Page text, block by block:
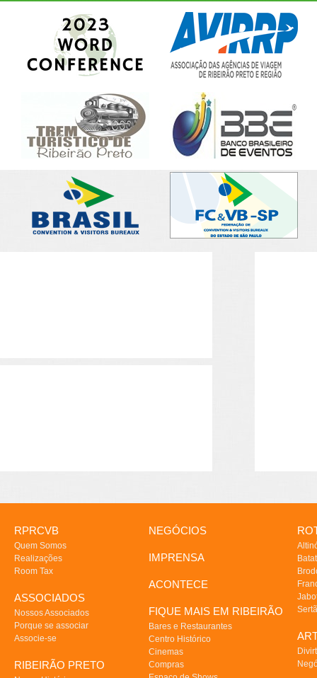
RPRCVB
Quem Somos
Realizações
Room Tax
ASSOCIADOS
Nossos Associados
Porque se associar
Associe-se
RIBEIRÃO PRETO
NEGÓCIOS
IMPRENSA
ACONTECE
FIQUE MAIS EM RIBEIRÃO
Bares e Restaurantes
Centro Histórico
Cinemas
Compras